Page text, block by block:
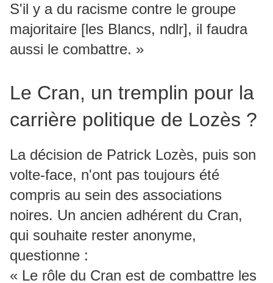
S'il y a du racisme contre le groupe
majoritaire [les Blancs, ndlr], il faudra
aussi le combattre. »
Le Cran, un tremplin pour la
carrière politique de Lozès ?
La décision de Patrick Lozès, puis son
volte-face, n'ont pas toujours été
compris au sein des associations
noires. Un ancien adhérent du Cran,
qui souhaite rester anonyme,
questionne :
« Le rôle du Cran est de combattre les